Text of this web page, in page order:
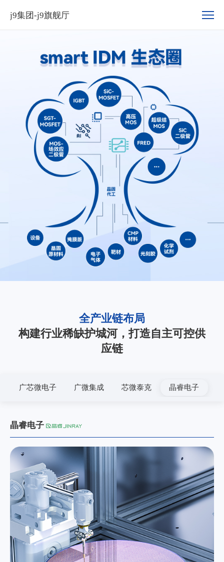
的
j9集团-j9旗舰厅
全产业链布局
构建行业稀缺护城河，打造自主可控供
应链
广芯微电子 广微集成 芯微泰克 晶睿电子
晶睿电子